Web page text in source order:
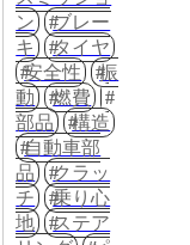
ン
ブレー
キ
タイヤ
安全性
振
動
燃費
部品
構造
自動車部
品
クラッ
チ
乗り心
地
ステア